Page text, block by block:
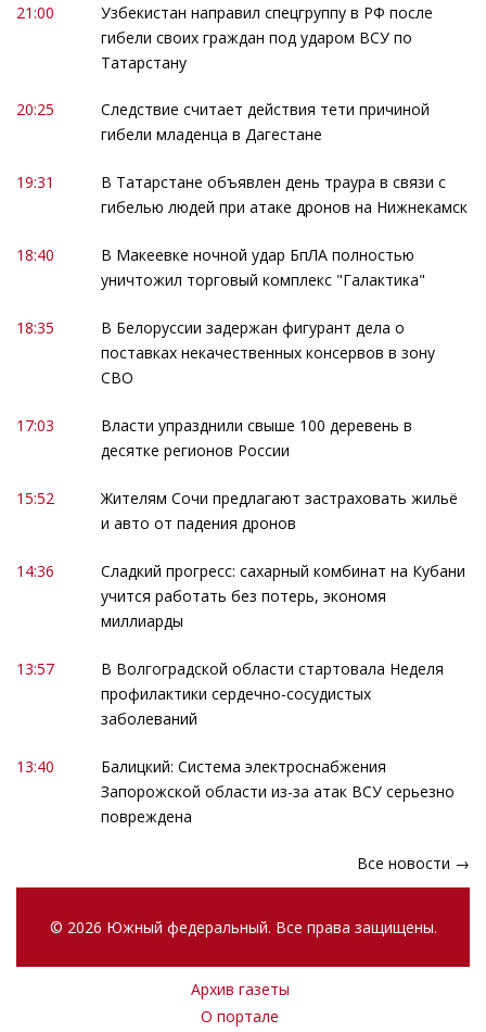
21:00
Узбекистан направил спецгруппу в РФ после
гибели своих граждан под ударом ВСУ по
Татарстану
20:25
Следствие считает действия тети причиной
гибели младенца в Дагестане
19:31
В Татарстане объявлен день траура в связи с
гибелью людей при атаке дронов на Нижнекамск
18:40
В Макеевке ночной удар БпЛА полностью
уничтожил торговый комплекс "Галактика"
18:35
В Белоруссии задержан фигурант дела о
поставках некачественных консервов в зону
СВО
17:03
Власти упразднили свыше 100 деревень в
десятке регионов России
15:52
Жителям Сочи предлагают застраховать жильё
и авто от падения дронов
14:36
Сладкий прогресс: сахарный комбинат на Кубани
учится работать без потерь, экономя
миллиарды
13:57
В Волгоградской области стартовала Неделя
профилактики сердечно‑сосудистых
заболеваний
13:40
Балицкий: Система электроснабжения
Запорожской области из-за атак ВСУ серьезно
повреждена
Все новости →
© 2026 Южный федеральный. Все права защищены.
Архив газеты
О портале